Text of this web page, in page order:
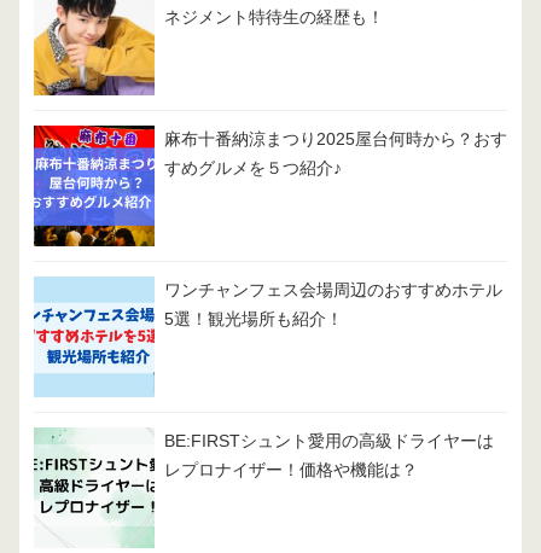
ネジメント特待生の経歴も！
麻布十番納涼まつり2025屋台何時から？おす
すめグルメを５つ紹介♪
ワンチャンフェス会場周辺のおすすめホテル
5選！観光場所も紹介！
BE:FIRSTシュント愛用の高級ドライヤーは
レプロナイザー！価格や機能は？